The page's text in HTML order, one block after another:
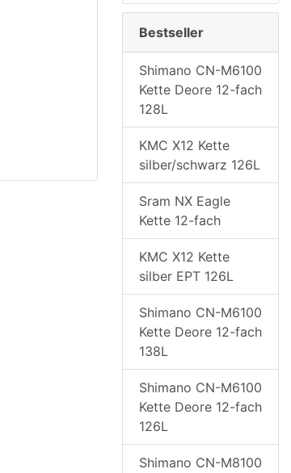
Bestseller
Shimano CN-M6100
Kette Deore 12-fach
128L
KMC X12 Kette
silber/schwarz 126L
Sram NX Eagle
Kette 12-fach
KMC X12 Kette
silber EPT 126L
Shimano CN-M6100
Kette Deore 12-fach
138L
Shimano CN-M6100
Kette Deore 12-fach
126L
Shimano CN-M8100